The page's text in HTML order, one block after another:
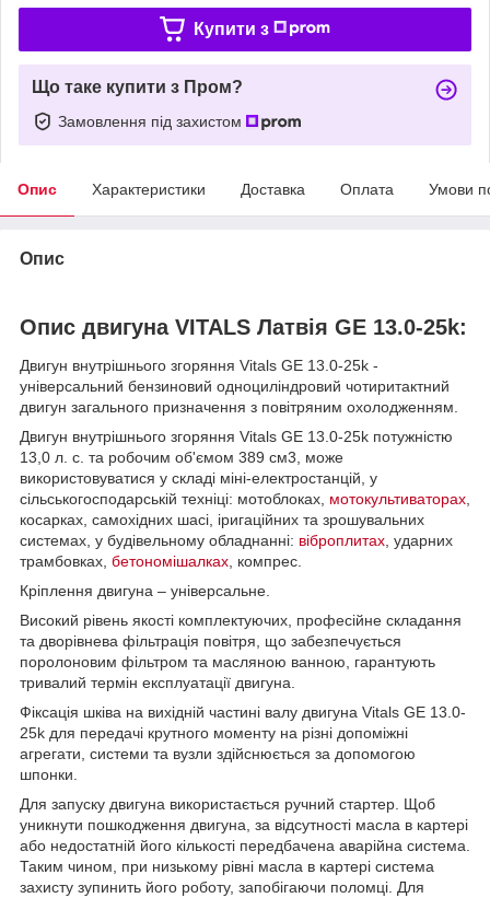
Купити з
Що таке купити з Пром?
Замовлення під захистом
Опис Характеристики Доставка Оплата Умови
Опис
Опис двигуна VITALS Латвія GE 13.0-25k:
Двигун внутрішнього згоряння Vitals GE 13.0-25k -
універсальний бензиновий одноциліндровий чотиритактний
двигун загального призначення з повітряним охолодженням.
Двигун внутрішнього згоряння Vitals GE 13.0-25k потужністю
13,0 л. с. та робочим об'ємом 389 см3, може
використовуватися у складі міні-електростанцій, у
сільськогосподарській техніці: мотоблоках, мотокультиваторах,
косарках, самохідних шасі, іригаційних та зрошувальних
системах, у будівельному обладнанні: віброплитах, ударних
трамбовках, бетономішалках, компрес.
Кріплення двигуна – універсальне.
Високий рівень якості комплектуючих, професійне складання
та дворівнева фільтрація повітря, що забезпечується
поролоновим фільтром та масляною ванною, гарантують
тривалий термін експлуатації двигуна.
Фіксація шківа на вихідній частині валу двигуна Vitals GE 13.0-
25k для передачі крутного моменту на різні допоміжні
агрегати, системи та вузли здійснюється за допомогою
шпонки.
Для запуску двигуна використається ручний стартер. Щоб
уникнути пошкодження двигуна, за відсутності масла в картері
або недостатній його кількості передбачена аварійна система.
Таким чином, при низькому рівні масла в картері система
захисту зупинить його роботу, запобігаючи поломці. Для